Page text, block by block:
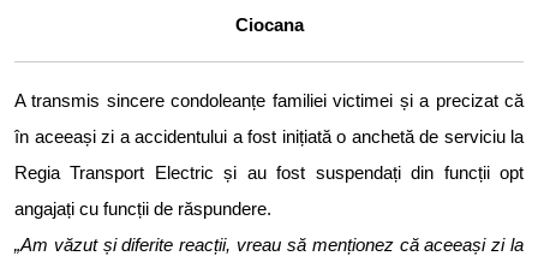
Ciocana
A transmis sincere condoleanțe familiei victimei și a precizat că
în aceeași zi a accidentului a fost inițiată o anchetă de serviciu la
Regia Transport Electric și au fost suspendați din funcții opt
angajați cu funcții de răspundere.
„Am văzut și diferite reacții, vreau să menționez că aceeași zi la